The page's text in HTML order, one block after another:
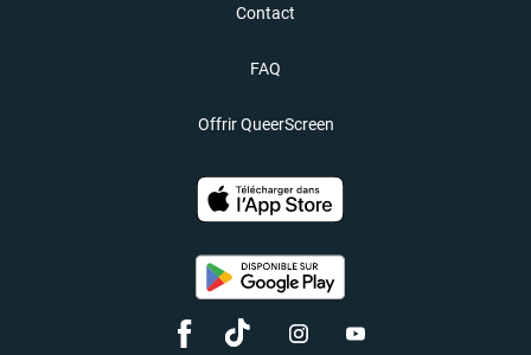
Contact
FAQ
Offrir QueerScreen